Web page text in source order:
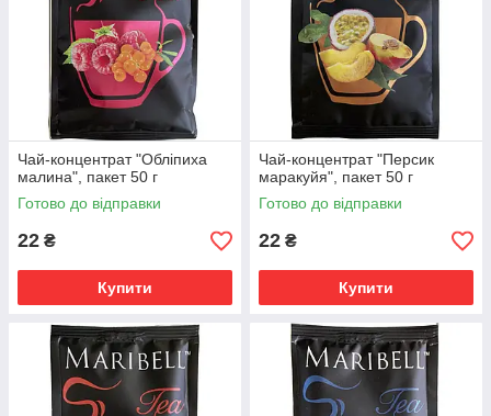
Чай-концентрат "Обліпиха
малина", пакет 50 г
Готово до відправки
22 ₴
Купити
Чай-концентрат "Персик
маракуйя", пакет 50 г
Готово до відправки
22 ₴
Купити